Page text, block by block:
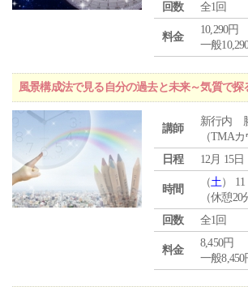
回数
全1回
料金
10,290円
一般
風景構成法で見る自分の過去と未来～気質で探
講師
新行内
（TMA
日程
12月 15日
時間
（土） 11
（休憩20
回数
全1回
料金
8,450円
一般8,450